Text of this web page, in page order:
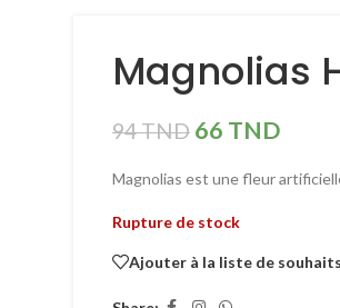
Magnolias
94TND 66 TND
Magnolias est une fleur
Rupture de stock
Ajouter à la liste de souhaits